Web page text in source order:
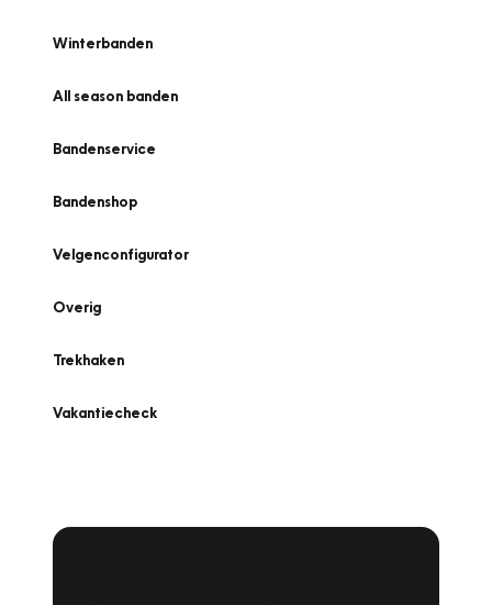
Winterbanden
All season banden
Bandenservice
Bandenshop
Velgenconfigurator
Overig
Trekhaken
Vakantiecheck